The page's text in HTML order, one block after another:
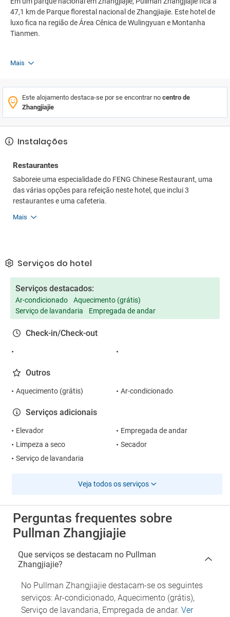
47,1 km de Parque florestal nacional de Zhangjiajie. Este hotel de
luxo fica na região de Área Cênica de Wulingyuan e Montanha
Tianmen.
Mais
Este alojamento destaca-se por se encontrar no centro de
Zhangjiajie
Instalações
Restaurantes
Saboreie uma especialidade do FENG Chinese Restaurant, uma
das várias opções para refeição neste hotel, que inclui 3
restaurantes e uma cafeteria.
Mais
Serviços do hotel
Serviços destacados:
Ar-condicionado
Aquecimento (grátis)
Serviço de lavandaria
Empregada de andar
Check-in/Check-out
Outros
Aquecimento (grátis) Ar-condicionado
Serviços adicionais
Elevador
Empregada de andar
Limpeza a seco
Secador
Serviço de lavandaria
Veja todos os serviços
Perguntas frequentes sobre
Pullman Zhangjiajie
Que serviços se destacam no Pullman
Zhangjiajie?
No Pullman Zhangjiajie destacam-se os seguintes
serviços: Ar-condicionado, Aquecimento (grátis),
Serviço de lavandaria, Empregada de andar. Ver